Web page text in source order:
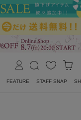
FEATURE STAFF SNAP